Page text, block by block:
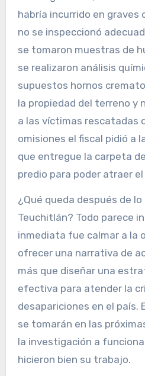
habría incurrido en graves
no se inspeccionó
se tomaron muestras de
se realizaron análisis
supuestos hornos
la propiedad del terreno y
a las víctimas rescatadas
omisiones el fiscal pidió a
que entregue la carpeta
predio para poder atraer el
¿Qué queda después de
Teuchitlán? Todo parece
inmediata fue calmar a la
ofrecer una narrativa de
más que diseñar una
efectiva para atender la
desapariciones en el país.
se tomarán en las
la investigación a
hicieron bien su trabajo.